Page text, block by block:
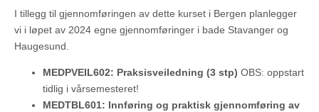
I tillegg til gjennomføringen av dette kurset i Bergen planlegger
vi i løpet av 2024 egne gjennomføringer i bade Stavanger og
Haugesund.
MEDPVEIL602: Praksisveiledning (3 stp) OBS: oppstart
tidlig i vårsemesteret!
MEDTBL601: Innføring og praktisk gjennomføring av